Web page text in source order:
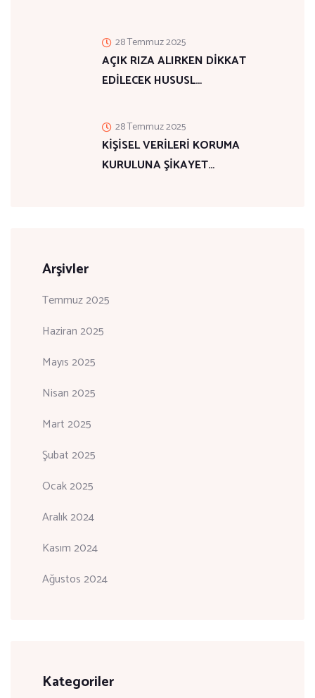
AÇIK RIZA ALIRKEN DİKKAT
EDİLECEK HUSUSL…
28 Temmuz 2025
KİŞİSEL VERİLERİ KORUMA
KURULUNA ŞİKAYET…
28 Temmuz 2025
Arşivler
Temmuz 2025
Haziran 2025
Mayıs 2025
Nisan 2025
Mart 2025
Şubat 2025
Ocak 2025
Aralık 2024
Kasım 2024
Ağustos 2024
Kategoriler